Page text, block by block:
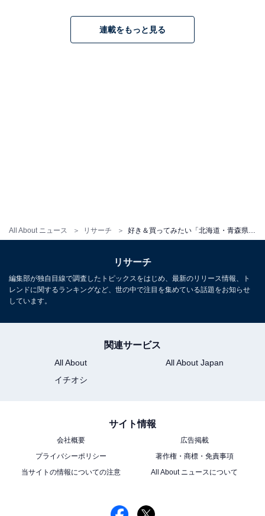
All About ニュース リサーチ
連載をもっと見る
リサーチ
編集部が独自目線で調査したトピックスをはじめ、最新のリリース情報、ト
レンドに関するランキングなど、世の中で注目を集めている話題をお知らせ
しています。
関連サービス
All About
All About Japan
イチオシ
サイト情報
会社概要
広告掲載
プライバシーポリシー
著作権・商標・免責事項
当サイトの情報についての注意
All About ニュースについて